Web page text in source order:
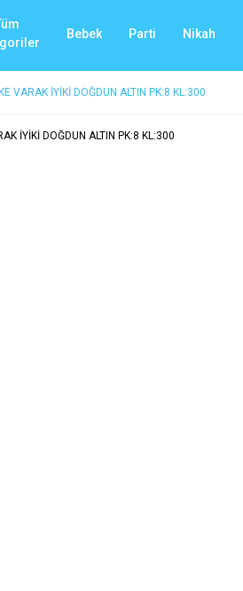
Bebek Parti Nikah
VARAK İYİKİ DOĞDUN ALTIN PK:8 KL:300